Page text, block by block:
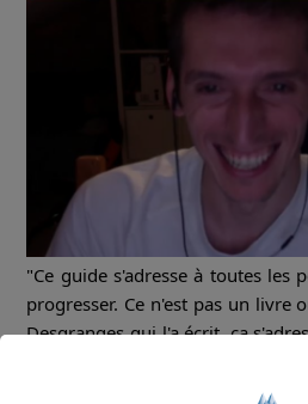
"Ce guide s'adresse à toutes les
progresser. Ce n'est pas un livre
Desgranges qui l'a écrit, ça
, multiple